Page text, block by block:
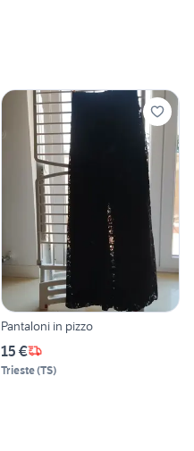
Pantaloni in pizzo
15 €
Trieste(TS)